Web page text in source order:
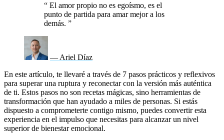
“ El amor propio no es egoísmo, es el
punto de partida para amar mejor a los
demás. ”
— Ariel Díaz
En este artículo, te llevaré a través de 7 pasos prácticos y reflexivos
para superar una ruptura y reconectar con la versión más auténtica
de ti. Estos pasos no son recetas mágicas, sino herramientas de
transformación que han ayudado a miles de personas. Si estás
dispuesto a comprometerte contigo mismo, puedes convertir esta
experiencia en el impulso que necesitas para alcanzar un nivel
superior de bienestar emocional.